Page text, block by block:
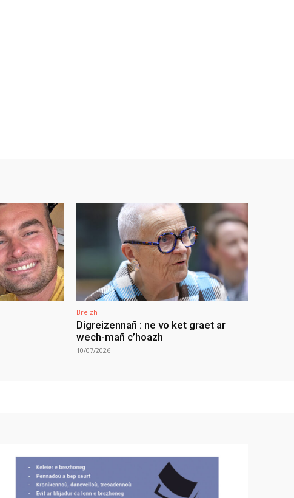
Breizh
Digreizennañ : ne vo ket graet ar
wech-mañ c’hoazh
10/07/2026